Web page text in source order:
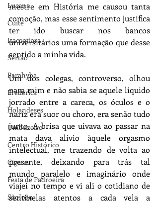
Lucena
Cuité
Itacoatiara
Sertão
Parahyba
Frederica
Holandeses
Umbuzeiro
Centro Histórico
Cigana
Festa de Padroeira
SãoJoão
mestre em História me causou tanta
comoção, mas esse sentimento justifica
ter ido buscar nos bancos
universitários uma formação que desse
sentido a minha vida.
Um dos colegas, controverso, olhou
para mim e não sabia se aquele líquido
jorrado entre a careca, os óculos e o
nariz era suor ou choro, era senão tudo
junto. A brisa que uivava ao passar na
mata dava alívio àquele orgasmo
intelectual, me trazendo de volta ao
presente, deixando para trás tal
mundo paralelo e imaginário onde
viajei no tempo e vi ali o cotidiano de
sentinelas atentos a cada vela a